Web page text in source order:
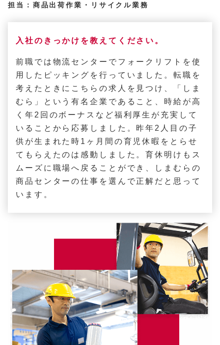
担当：商品出荷作業・リサイクル業務
入社のきっかけを教えてください。
前職では物流センターでフォークリフトを使
用したピッキングを行っていました。転職を
考えたときにこちらの求人を見つけ、「しま
むら」という有名企業であること、時給が高
く年2回のボーナスなど福利厚生が充実して
いることから応募しました。昨年2人目の子
供が生まれた時1ヶ月間の育児休暇をとらせ
てもらえたのは感動しました。育休明けもス
ムーズに職場へ戻ることができ、しまむらの
商品センターの仕事を選んで正解だと思って
います。